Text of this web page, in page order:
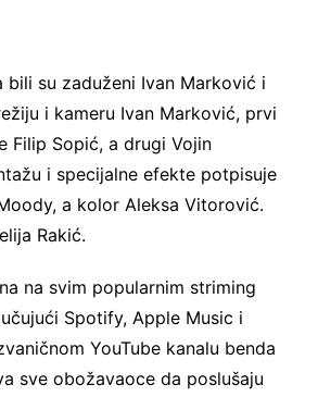
bili su zaduženi Ivan Marković i
i kameru Ivan Marković, prvi
Filip Sopić, a drugi Vojin
i specijalne efekte potpisuje
a kolor Aleksa Vitorović.
Rakić.
na svim popularnim striming
Spotify, Apple Music i
YouTube kanalu benda
sve obožavaoce da poslušaju